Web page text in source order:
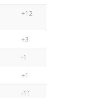
+12
+3
-1
+1
-11